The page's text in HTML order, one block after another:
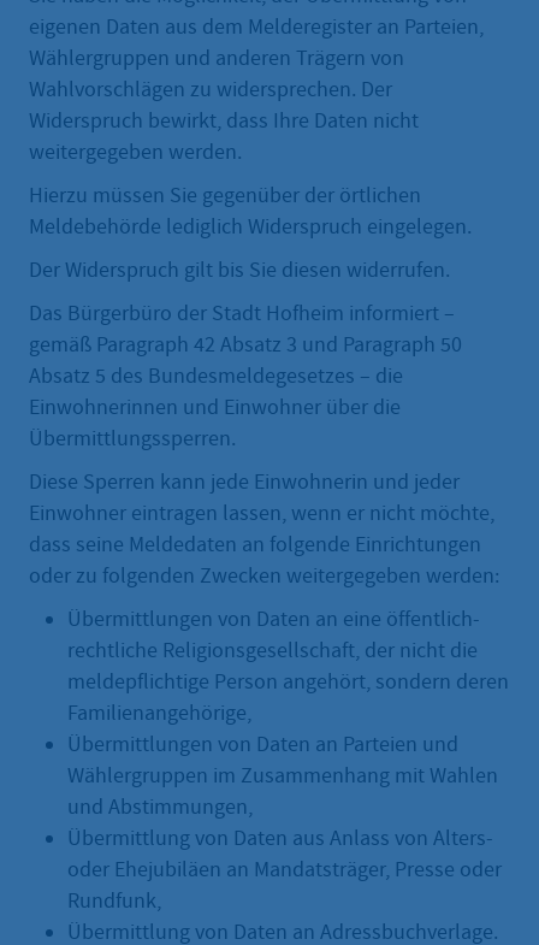
eigenen Daten aus dem Melderegister an Parteien,
Wählergruppen und anderen Trägern von
Wahlvorschlägen zu widersprechen. Der
Widerspruch bewirkt, dass Ihre Daten nicht
weitergegeben werden.
Hierzu müssen Sie gegenüber der örtlichen
Meldebehörde lediglich Widerspruch eingelegen.
Der Widerspruch gilt bis Sie diesen widerrufen.
Das Bürgerbüro der Stadt Hofheim informiert –
gemäß Paragraph 42 Absatz 3 und Paragraph 50
Absatz 5 des Bundesmeldegesetzes – die
Einwohnerinnen und Einwohner über die
Übermittlungssperren.
Diese Sperren kann jede Einwohnerin und jeder
Einwohner eintragen lassen, wenn er nicht möchte,
dass seine Meldedaten an folgende Einrichtungen
oder zu folgenden Zwecken weitergegeben werden:
Übermittlungen von Daten an eine öffentlich-
rechtliche Religionsgesellschaft, der nicht die
meldepflichtige Person angehört, sondern deren
Familienangehörige,
Übermittlungen von Daten an Parteien und
Wählergruppen im Zusammenhang mit Wahlen
und Abstimmungen,
Übermittlung von Daten aus Anlass von Alters-
oder Ehejubiläen an Mandatsträger, Presse oder
Rundfunk,
Übermittlung von Daten an Adressbuchverlage.